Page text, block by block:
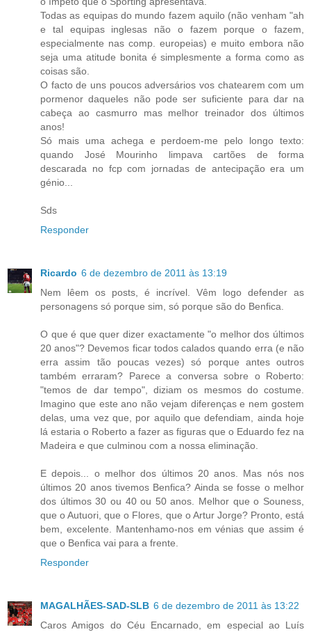
Todas as equipas do mundo fazem aquilo (não venham "ah
e tal equipas inglesas não o fazem porque o fazem,
especialmente nas comp. europeias) e muito embora não
seja uma atitude bonita é simplesmente a forma como as
coisas são.
O facto de uns poucos adversários vos chatearem com um
pormenor daqueles não pode ser suficiente para dar na
cabeça ao casmurro mas melhor treinador dos últimos
anos!
Só mais uma achega e perdoem-me pelo longo texto:
quando José Mourinho limpava cartões de forma
descarada no fcp com jornadas de antecipação era um
génio...
Sds
Responder
Ricardo 6 de dezembro de 2011 às 13:19
Nem lêem os posts, é incrível. Vêm logo defender as
personagens só porque sim, só porque são do Benfica.
O que é que quer dizer exactamente "o melhor dos últimos
20 anos"? Devemos ficar todos calados quando erra (e não
erra assim tão poucas vezes) só porque antes outros
também erraram? Parece a conversa sobre o Roberto:
"temos de dar tempo", diziam os mesmos do costume.
Imagino que este ano não vejam diferenças e nem gostem
delas, uma vez que, por aquilo que defendiam, ainda hoje
lá estaria o Roberto a fazer as figuras que o Eduardo fez na
Madeira e que culminou com a nossa eliminação.
E depois... o melhor dos últimos 20 anos. Mas nós nos
últimos 20 anos tivemos Benfica? Ainda se fosse o melhor
dos últimos 30 ou 40 ou 50 anos. Melhor que o Souness,
que o Autuori, que o Flores, que o Artur Jorge? Pronto, está
bem, excelente. Mantenhamo-nos em vénias que assim é
que o Benfica vai para a frente.
Responder
MAGALHÃES-SAD-SLB 6 de dezembro de 2011 às 13:22
Caros Amigos do Céu Encarnado, em especial ao Luís